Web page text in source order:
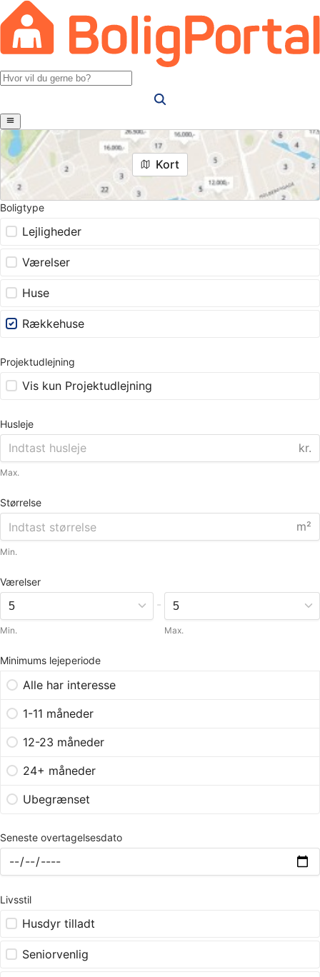
Kort
Boligtype
Lejligheder
Værelser
Huse
Rækkehuse
Projektudlejning
Vis kun Projektudlejning
Husleje
kr.
Max.
Størrelse
m²
Min.
Værelser
Min.
-
Max.
Minimums lejeperiode
Alle har interesse
1-11 måneder
12-23 måneder
24+ måneder
Ubegrænset
Seneste overtagelsesdato
Livsstil
Husdyr tilladt
Seniorvenlig